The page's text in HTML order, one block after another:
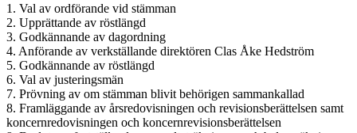
1. Val av ordförande vid stämman
2. Upprättande av röstlängd
3. Godkännande av dagordning
4. Anförande av verkställande direktören Clas Åke Hedström
5. Godkännande av röstlängd
6. Val av justeringsmän
7. Prövning av om stämman blivit behörigen sammankallad
8. Framläggande av årsredovisningen och revisionsberättelsen samt
koncernredovisningen och koncernrevisionsberättelsen